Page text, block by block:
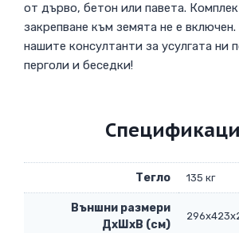
от дърво, бетон или павета.
закрепване към земята не е
нашите консултанти за усулгата ни
перголи и беседки!
Тегло 135 кг
Външни размери
ДxШxВ (см)